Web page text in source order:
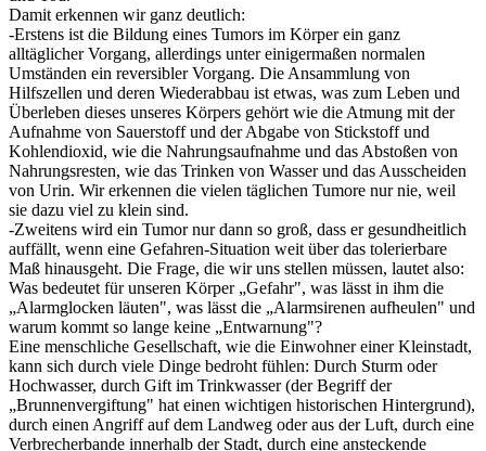
Damit erkennen wir ganz deutlich:
-Erstens ist die Bildung eines Tumors im Körper ein ganz
alltäglicher Vorgang, allerdings unter einigermaßen normalen
Umständen ein reversibler Vorgang. Die Ansammlung von
Hilfszellen und deren Wiederabbau ist etwas, was zum Leben und
Überleben dieses unseres Körpers gehört wie die Atmung mit der
Aufnahme von Sauerstoff und der Abgabe von Stickstoff und
Kohlendioxid, wie die Nahrungsaufnahme und das Abstoßen von
Nahrungsresten, wie das Trinken von Wasser und das Ausscheiden
von Urin. Wir erkennen die vielen täglichen Tumore nur nie, weil
sie dazu viel zu klein sind.
-Zweitens wird ein Tumor nur dann so groß, dass er gesundheitlich
auffällt, wenn eine Gefahren-Situation weit über das tolerierbare
Maß hinausgeht. Die Frage, die wir uns stellen müssen, lautet also:
Was bedeutet für unseren Körper „Gefahr", was lässt in ihm die
„Alarmglocken läuten", was lässt die „Alarmsirenen aufheulen" und
warum kommt so lange keine „Entwarnung"?
Eine menschliche Gesellschaft, wie die Einwohner einer Kleinstadt,
kann sich durch viele Dinge bedroht fühlen: Durch Sturm oder
Hochwasser, durch Gift im Trinkwasser (der Begriff der
„Brunnenvergiftung" hat einen wichtigen historischen Hintergrund),
durch einen Angriff auf dem Landweg oder aus der Luft, durch eine
Verbrecherbande innerhalb der Stadt, durch eine ansteckende